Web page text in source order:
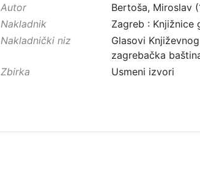
Autor
Bertoša, Miroslav
Nakladnik
Zagreb : Knjižnice
Nakladnički niz
Glasovi
zagrebačka
Zbirka
Usmeni izvori